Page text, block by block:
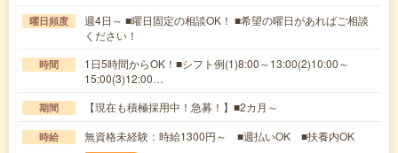
曜日頻度
週4日～ ■曜日固定の相談OK！ ■希望の曜日があればご相談
ください！
時間
1日5時間からOK！■シフト例(1)8:00～13:00(2)10:00～
15:00(3)12:00…
期間 【現在も積極採用中！急募！】■2カ月～
時給 無資格未経験：時給1300円～ ■週払いOK ■扶養内OK